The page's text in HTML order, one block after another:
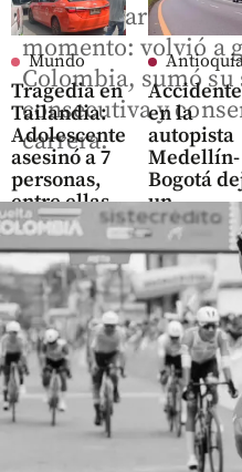
Mundo
Tragedia en
Tailandia:
Adolescente
asesinó a 7
personas,
entre ellas,
sus abuelos
share
Accidente
en la
autopista
Medellín-
Bogotá
un
fallecido
share
Colombia
Wilmar Paredes
momento: volvió a
Colombia, sumó su
consecutiva y
carrera.